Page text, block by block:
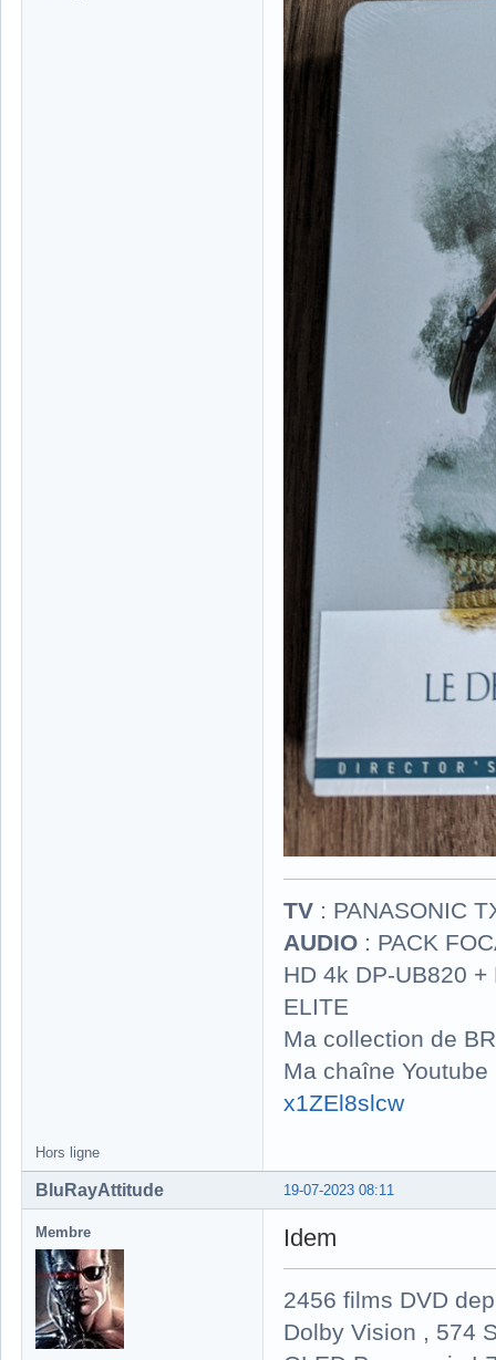
TV : PANASONIC
AUDIO : PACK
HD 4k DP-UB820
ELITE
Ma collection de
Ma chaîne
x1ZEl8slcw
Hors ligne
19-07-2023 08:11
BluRayAttitude
Membre Idem
2456 films DVD
Dolby Vision , 574